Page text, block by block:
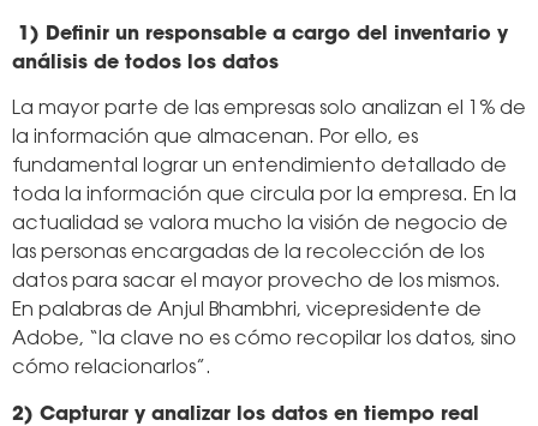
1) Definir un responsable a cargo del inventario y
análisis de todos los datos
La mayor parte de las empresas solo analizan el 1% de
la información que almacenan. Por ello, es
fundamental lograr un entendimiento detallado de
toda la información que circula por la empresa. En la
actualidad se valora mucho la visión de negocio de
las personas encargadas de la recolección de los
datos para sacar el mayor provecho de los mismos.
En palabras de Anjul Bhambhri, vicepresidente de
Adobe, “la clave no es cómo recopilar los datos, sino
cómo relacionarlos”.
2) Capturar y analizar los datos en tiempo real